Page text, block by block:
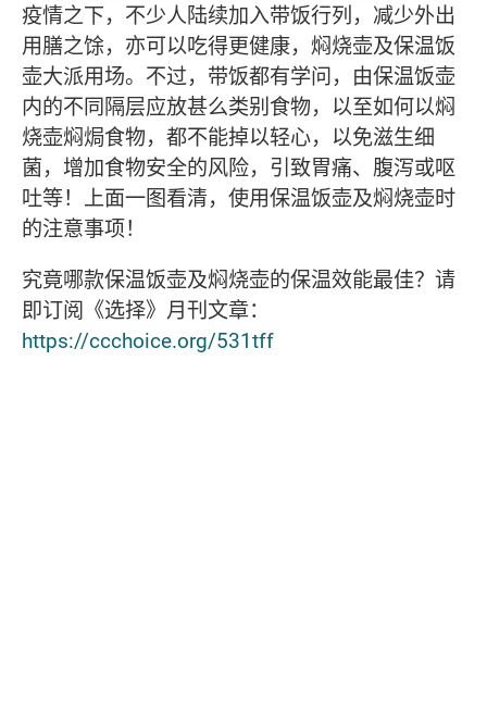
疫情之下，不少人陆续加入带饭行列，减少外出
用膳之馀，亦可以吃得更健康，焖烧壶及保温饭
壶大派用场。不过，带饭都有学问，由保温饭壶
内的不同隔层应放甚么类别食物，以至如何以焖
烧壶焖焗食物，都不能掉以轻心，以免滋生细
菌，增加食物安全的风险，引致胃痛、腹泻或呕
吐等！上面一图看清，使用保温饭壶及焖烧壶时
的注意事项！
究竟哪款保温饭壶及焖烧壶的保温效能最佳？请
即订阅《选择》月刊文章：
https://ccchoice.org/531tff